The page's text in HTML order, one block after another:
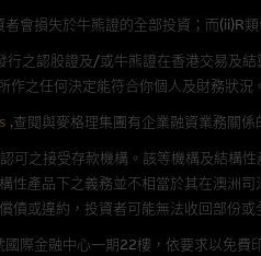
牛熊證之條款及條件以及發行商的財
覽內容所需或為法律容許，閣下在獲
網站的內容。
會損失於牛熊證的全部投資；而(ii)R
之認股證及/或牛熊證在香港交易及
之任何決定能符合你個人及財務狀
,查閱與麥格理集團有企業融資業務關係
之接受存款機構。該等機構及結構
產品下之義務並不相當於其在澳洲
或違約，投資者可能無法收回部份或
際金融中心一期22樓，依要求以免